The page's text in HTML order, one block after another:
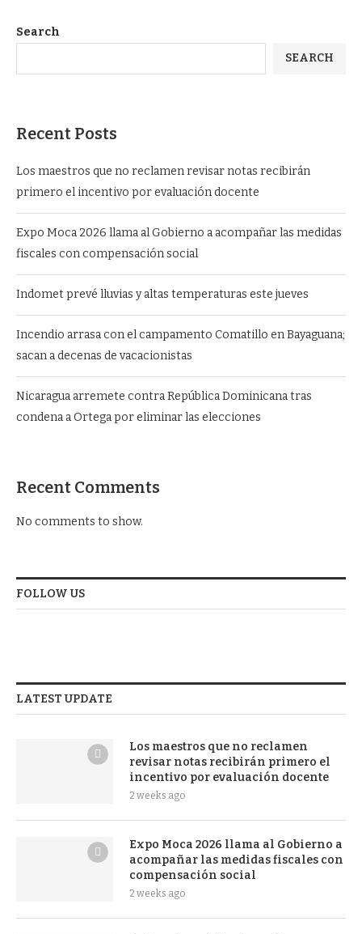
Search
SEARCH
Recent Posts
Los maestros que no reclamen revisar notas recibirán
primero el incentivo por evaluación docente
Expo Moca 2026 llama al Gobierno a acompañar las medidas
fiscales con compensación social
Indomet prevé lluvias y altas temperaturas este jueves
Incendio arrasa con el campamento Comatillo en Bayaguana;
sacan a decenas de vacacionistas
Nicaragua arremete contra República Dominicana tras
condena a Ortega por eliminar las elecciones
Recent Comments
No comments to show.
FOLLOW US
LATEST UPDATE
Los maestros que no reclamen
revisar notas recibirán primero el
incentivo por evaluación docente
2 weeks ago
Expo Moca 2026 llama al Gobierno a
acompañar las medidas fiscales con
compensación social
2 weeks ago